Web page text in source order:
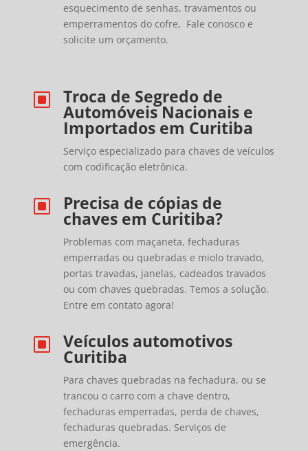
esquecimento de senhas, travamentos ou
emperramentos do cofre, Fale conosco e
solicite um orçamento.
W Troca de Segredo de
Automóveis Nacionais e
Importados em Curitiba
Serviço especializado para chaves de veículos
com codificação eletrônica.
W Precisa de cópias de
chaves em Curitiba?
Problemas com maçaneta, fechaduras
emperradas ou quebradas e miolo travado,
portas travadas, janelas, cadeados travados
ou com chaves quebradas. Temos a solução.
Entre em contato agora!
W Veículos automotivos
Curitiba
Para chaves quebradas na fechadura, ou se
trancou o carro com a chave dentro,
fechaduras emperradas, perda de chaves,
fechaduras quebradas. Serviços de
emergência.